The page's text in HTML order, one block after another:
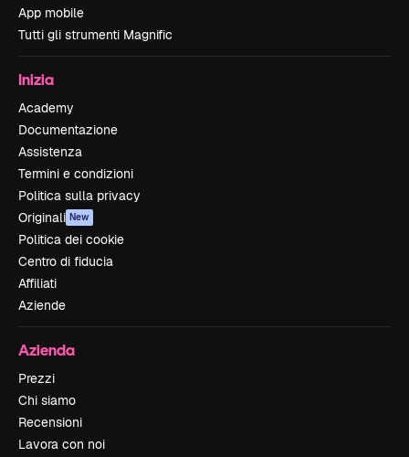
App mobile
Tutti gli strumenti Magnific
Inizia
Academy
Documentazione
Assistenza
Termini e condizioni
Politica sulla privacy
Originali New
Politica dei cookie
Centro di fiducia
Affiliati
Aziende
Azienda
Prezzi
Chi siamo
Recensioni
Lavora con noi